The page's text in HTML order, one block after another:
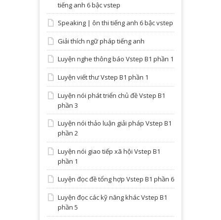
tiếng anh 6 bậc vstep
Speaking | ôn thi tiếng anh 6 bậc vstep
Giải thích ngữ pháp tiếng anh
Luyện nghe thông báo Vstep B1 phần 1
Luyện viết thư Vstep B1 phần 1
Luyện nói phát triển chủ đề Vstep B1
phần 3
Luyện nói thảo luận giải pháp Vstep B1
phần 2
Luyện nói giao tiếp xã hội Vstep B1
phần 1
Luyện đọc đề tổng hợp Vstep B1 phần 6
Luyện đọc các kỹ năng khác Vstep B1
phần 5